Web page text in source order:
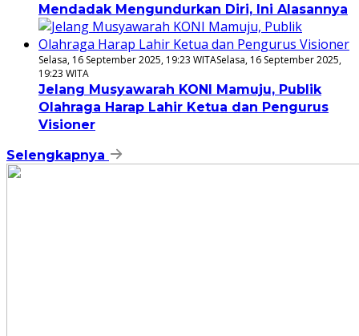
Mendadak Mengundurkan Diri, Ini Alasannya
Selasa, 16 September 2025, 19:23 WITASelasa, 16 September 2025,
19:23 WITA
Jelang Musyawarah KONI Mamuju, Publik
Olahraga Harap Lahir Ketua dan Pengurus
Visioner
Selengkapnya